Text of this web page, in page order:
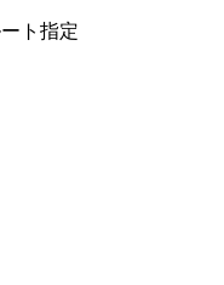
ト指定